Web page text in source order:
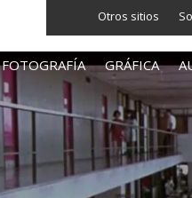
Otros sitios
FOTOGRAFÍA GRÁFICA